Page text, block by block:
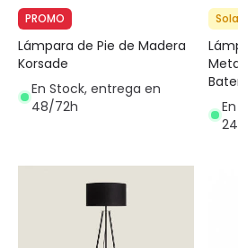
PROMO
Lámpara de Pie de Madera
Korsade
En Stock, entrega en
48/72h